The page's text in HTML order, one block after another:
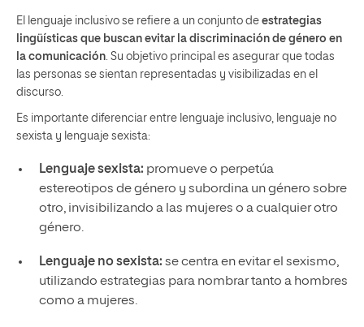
El lenguaje inclusivo se refiere a un conjunto de estrategias
lingüísticas que buscan evitar la discriminación de género en
la comunicación . Su objetivo principal es asegurar que todas
las personas se sientan representadas y visibilizadas en el
discurso.
Es importante diferenciar entre lenguaje inclusivo, lenguaje no
sexista y lenguaje sexista:
Lenguaje sexista: promueve o perpetúa
estereotipos de género y subordina un género sobre
otro, invisibilizando a las mujeres o a cualquier otro
género.
Lenguaje no sexista: se centra en evitar el sexismo,
utilizando estrategias para nombrar tanto a hombres
como a mujeres.